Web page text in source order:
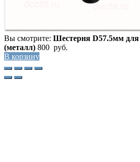
Вы смотрите: Шестерня D57.5мм
(металл) 800 руб.
В корзину